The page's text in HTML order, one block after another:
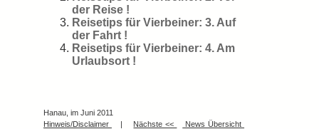
der Reise !
Reisetips für Vierbeiner: 3. Auf
der Fahrt !
Reisetips für Vierbeiner: 4. Am
Urlaubsort !
Hanau, im Juni 2011
Hinweis/Disclaimer
| Nächste <<
News Übersicht